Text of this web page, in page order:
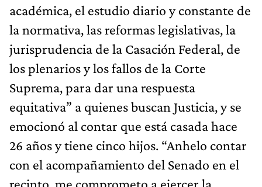
académica, el estudio diario y constante de
la normativa, las reformas legislativas, la
jurisprudencia de la Casación Federal, de
los plenarios y los fallos de la Corte
Suprema, para dar una respuesta
equitativa” a quienes buscan Justicia, y se
emocionó al contar que está casada hace
26 años y tiene cinco hijos. “Anhelo contar
con el acompañamiento del Senado en el